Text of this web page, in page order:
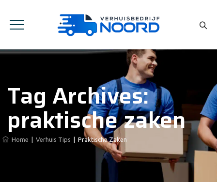
Tag Archives:
praktische zaken
Home Verhuis Tips Praktische Zaken